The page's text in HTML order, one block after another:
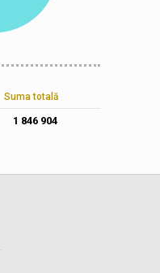
Suma totală
1 846 904